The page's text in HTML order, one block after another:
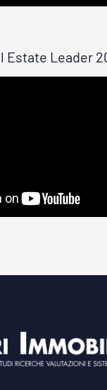
Estate Leader